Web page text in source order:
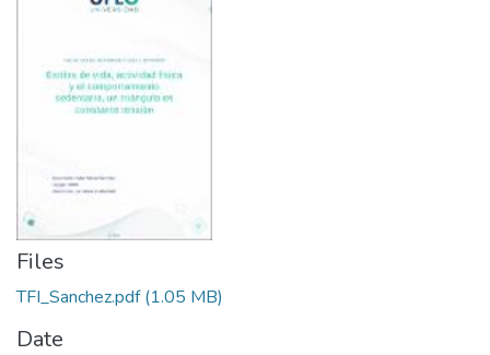
Files
TFI_Sanchez.pdf(1.05 MB)
Date